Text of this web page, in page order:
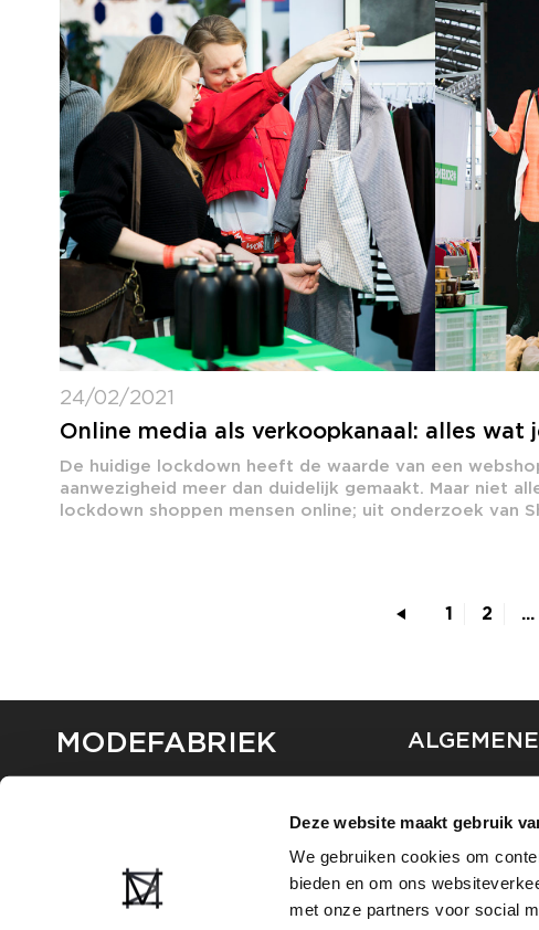
Deze website maakt gebruik
We gebruiken cookies om
bieden en om ons
met onze partners voor social
24/02/2021
Online media als verkoopkanaal: alles wat
De huidige lockdown heeft de waarde van een
aanwezigheid meer dan duidelijk gemaakt. Maar niet
lockdown shoppen mensen online; uit onderzoek van
1 2 ...
MODEFABRIEK
CONTACT
PARTNERS
ADVERTEREN